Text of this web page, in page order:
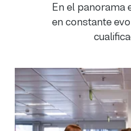
En el panorama
en constante